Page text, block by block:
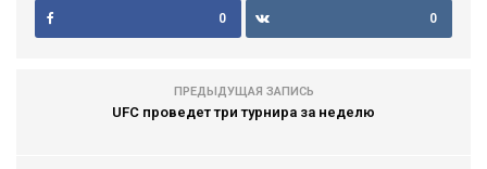
0 0
ПРЕДЫДУЩАЯ ЗАПИСЬ
UFC проведет три турнира за неделю